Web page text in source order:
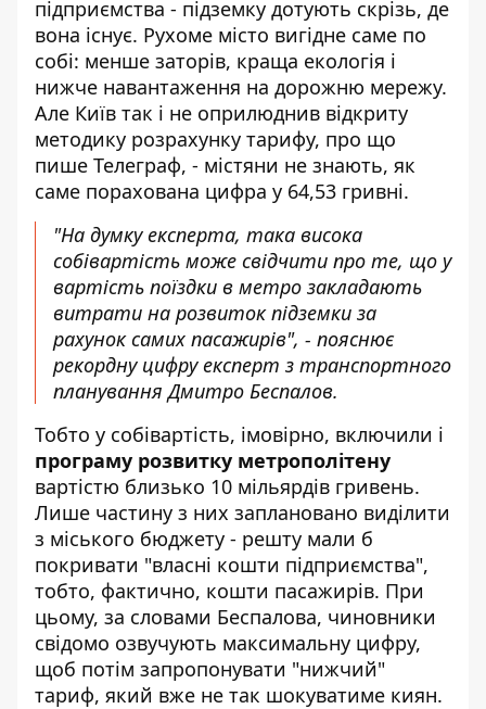
підприємства - підземку дотують скрізь, де
вона існує. Рухоме місто вигідне саме по
собі: менше заторів, краща екологія і
нижче навантаження на дорожню мережу.
Але Київ так і не оприлюднив відкриту
методику розрахунку тарифу, про що
пише Телеграф, - містяни не знають, як
саме порахована цифра у 64,53 гривні.
"На думку експерта, така висока
собівартість може свідчити про те, що у
вартість поїздки в метро закладають
витрати на розвиток підземки за
рахунок самих пасажирів", - пояснює
рекордну цифру експерт з транспортного
планування Дмитро Беспалов.
Тобто у собівартість, імовірно, включили і
програму розвитку метрополітену
вартістю близько 10 мільярдів гривень.
Лише частину з них заплановано виділити
з міського бюджету - решту мали б
покривати "власні кошти підприємства",
тобто, фактично, кошти пасажирів. При
цьому, за словами Беспалова, чиновники
свідомо озвучують максимальну цифру,
щоб потім запропонувати "нижчий"
тариф, який вже не так шокуватиме киян.